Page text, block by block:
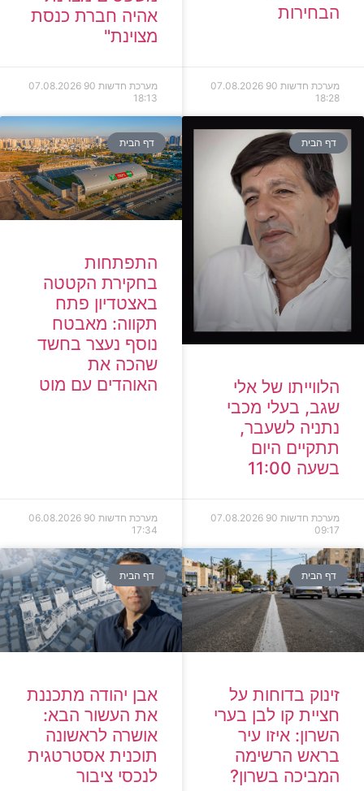
הבחירות
מערכת חדשות 90
07.08.2026
18:28
אהיה חברת כנסת
מצוינת"
מערכת חדשות 90
07.08.2026
18:13
דף הבית
הלווייתו של אלי
שגב, בעלי מכבי
נתניה לשעבר,
תתקיים היום
בשעה 11:00
מערכת חדשות 90
07.08.2026
09:17
דף הבית
התפתחות
בחקירת הקטטה
באצטדיון פתח
תקווה: מאבטח
נוסף נעצר בחשד
שהכה את
האוהדים עם מוט
מערכת חדשות 90
06.08.2026
17:34
דף הבית
זינוק בדוחות על
חציית קו לבן בערי
השרון: איזו עיר
בראש הרשימה
המביכה בשרון?
דף הבית
אבן יהודה מתכננת
את העשור הבא:
אושרה לראשונה
תוכנית אסטרטגית
לנכסי ציבור